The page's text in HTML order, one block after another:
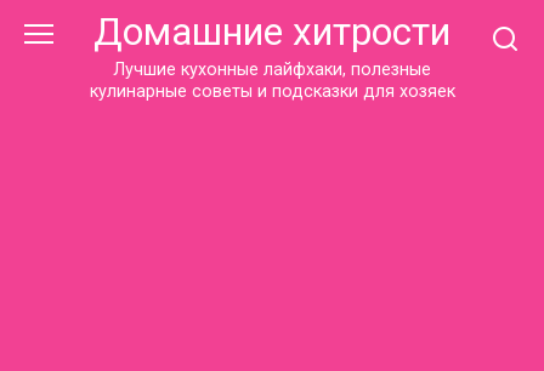
Домашние хитрости
Лучшие кухонные лайфхаки, полезные
кулинарные советы и подсказки для хозяек